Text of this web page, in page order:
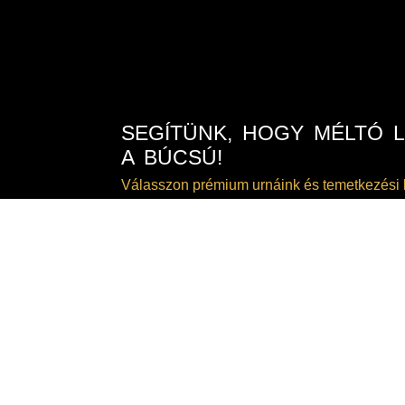
SEGÍTÜNK, HOGY MÉLTÓ
A BÚCSÚ!
Válasszon prémium urnáink és temetkezési